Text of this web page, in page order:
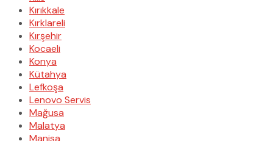
Kırıkkale
Kırklareli
Kırşehir
Kocaeli
Konya
Kütahya
Lefkoşa
Lenovo Servis
Mağusa
Malatya
Manisa